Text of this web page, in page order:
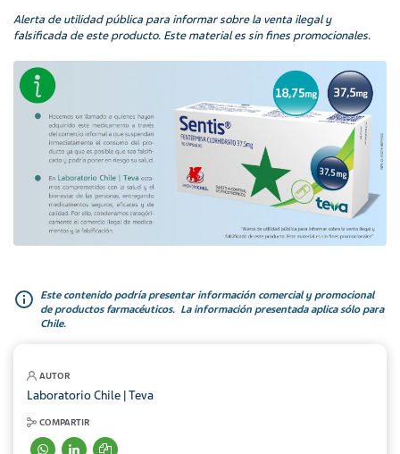
AUTOR
Laboratorio Chile | Teva
COMPARTIR
Alerta de utilidad pública para informar sobre la venta ilegal y
falsificada de este producto. Este material es sin fines promocionales.
Este contenido podría presentar información comercial y promocional
de productos farmacéuticos. La información presentada aplica sólo para
Chile.